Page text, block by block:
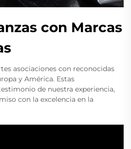
con Marcas
asociaciones con reconocidas
y América. Estas
de nuestra experiencia,
con la excelencia en la